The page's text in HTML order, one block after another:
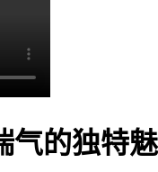
气的独特